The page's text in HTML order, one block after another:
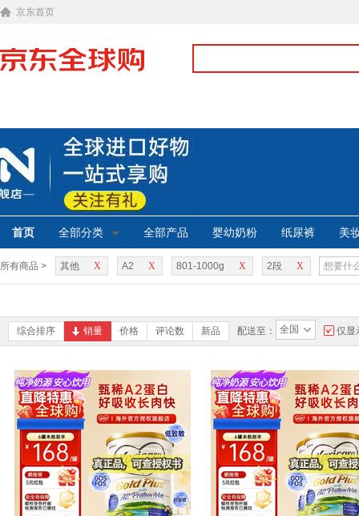
京东首页
首页 全部分类 全部产品 婴幼奶粉 纸尿裤 美
所有商品 > X
其他 X
A2 X
801-1000g X
2段
综合排序 销量 价格 评论数 新品 配送至： 全国 仅显